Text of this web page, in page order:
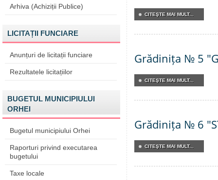
Arhiva (Achiziții Publice)
LICITAȚII FUNCIARE
Anunțuri de licitații funciare
Rezultatele licitațiilor
BUGETUL MUNICIPIULUI
ORHEI
Bugetul municipiului Orhei
Raporturi privind executarea
bugetului
Taxe locale
CITEŞTE MAI MULT...
Grădinița № 5
CITEŞTE MAI MULT...
Grădinița № 6
CITEŞTE MAI MULT...